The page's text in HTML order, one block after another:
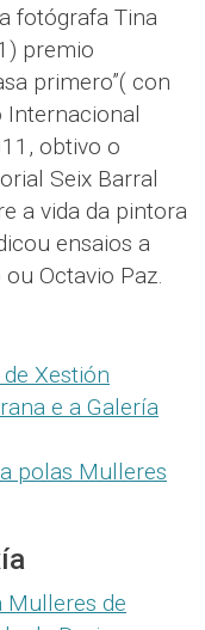
fotógrafa Tina
premio
primero”( con
Internacional
obtivo o
Seix Barral
a vida da pintora
ensaios a
Octavio Paz.
Xestión
e a Galería
polas Mulleres
Mulleres de